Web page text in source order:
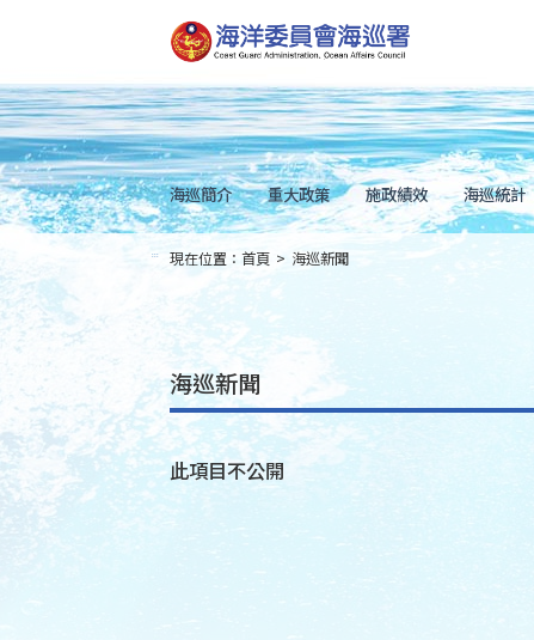
到
主
內
容
Skip
to
main
content
海巡簡介 重大政策 施政績效 海巡統計
::: 現在位置： 首頁 > 海巡新聞
海巡新聞
此項目不公開